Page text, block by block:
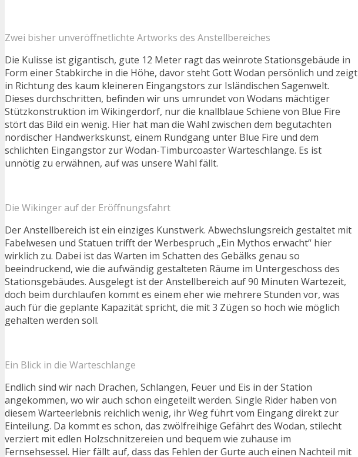
Zwei bisher unveröffnetlichte Artworks des Anstellbereiches
Die Kulisse ist gigantisch, gute 12 Meter ragt das weinrote Stationsgebäude in
Form einer Stabkirche in die Höhe, davor steht Gott Wodan persönlich und zeigt
in Richtung des kaum kleineren Eingangstors zur Isländischen Sagenwelt.
Dieses durchschritten, befinden wir uns umrundet von Wodans mächtiger
Stützkonstruktion im Wikingerdorf, nur die knallblaue Schiene von Blue Fire
stört das Bild ein wenig. Hier hat man die Wahl zwischen dem begutachten
nordischer Handwerkskunst, einem Rundgang unter Blue Fire und dem
schlichten Eingangstor zur Wodan-Timburcoaster Warteschlange. Es ist
unnötig zu erwähnen, auf was unsere Wahl fällt.
Die Wikinger auf der Eröffnungsfahrt
Der Anstellbereich ist ein einziges Kunstwerk. Abwechslungsreich gestaltet mit
Fabelwesen und Statuen trifft der Werbespruch „Ein Mythos erwacht“ hier
wirklich zu. Dabei ist das Warten im Schatten des Gebälks genau so
beeindruckend, wie die aufwändig gestalteten Räume im Untergeschoss des
Stationsgebäudes. Ausgelegt ist der Anstellbereich auf 90 Minuten Wartezeit,
doch beim durchlaufen kommt es einem eher wie mehrere Stunden vor, was
auch für die geplante Kapazität spricht, die mit 3 Zügen so hoch wie möglich
gehalten werden soll.
Ein Blick in die Warteschlange
Endlich sind wir nach Drachen, Schlangen, Feuer und Eis in der Station
angekommen, wo wir auch schon eingeteilt werden. Single Rider haben von
diesem Warteerlebnis reichlich wenig, ihr Weg führt vom Eingang direkt zur
Einteilung. Da kommt es schon, das zwölfreihige Gefährt des Wodan, stilecht
verziert mit edlen Holzschnitzereien und bequem wie zuhause im
Fernsehsessel. Hier fällt auf, dass das Fehlen der Gurte auch einen Nachteil mit